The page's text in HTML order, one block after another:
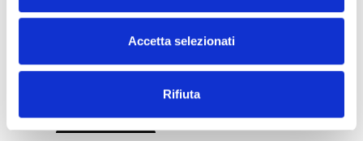
Accetta selezionati
Rifiuta